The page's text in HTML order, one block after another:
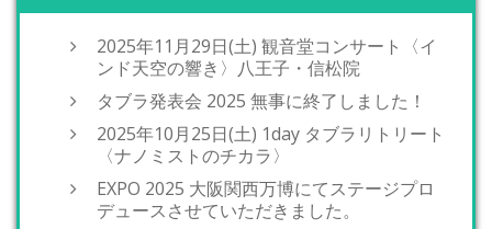
2025年11月29日(土) 観音堂コンサート〈イ
ンド天空の響き〉八王子・信松院
タブラ発表会 2025 無事に終了しました！
2025年10月25日(土) 1day タブラリトリート
〈ナノミストのチカラ〉
EXPO 2025 大阪関西万博にてステージプロ
デュースさせていただきました。